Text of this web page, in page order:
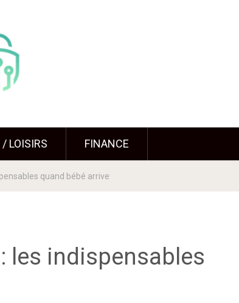
/ LOISIRS FINANCE
quand bébé arrive
les indispensables